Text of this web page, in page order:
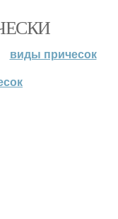
виды причесок